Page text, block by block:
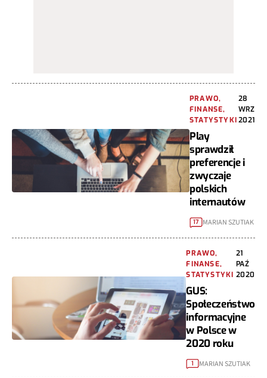
PRAWO,
FINANSE,
STATYSTYKI
28
WRZ
2021
Play
sprawdził
preferencje i
zwyczaje
polskich
internautów
17 MARIAN SZUTIAK
PRAWO,
FINANSE,
STATYSTYKI
21
PAŹ
2020
GUS:
Społeczeństwo
informacyjne
w Polsce w
2020 roku
1 MARIAN SZUTIAK